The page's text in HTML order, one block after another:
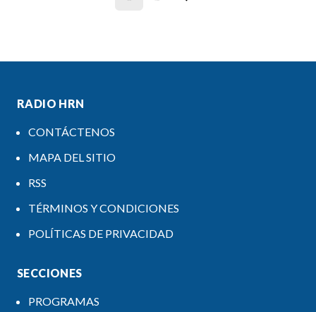
RADIO HRN
CONTÁCTENOS
MAPA DEL SITIO
RSS
TÉRMINOS Y CONDICIONES
POLÍTICAS DE PRIVACIDAD
SECCIONES
PROGRAMAS